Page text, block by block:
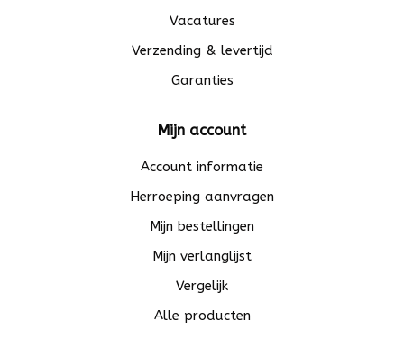
Vacatures
Verzending & levertijd
Garanties
Mijn account
Account informatie
Herroeping aanvragen
Mijn bestellingen
Mijn verlanglijst
Vergelijk
Alle producten